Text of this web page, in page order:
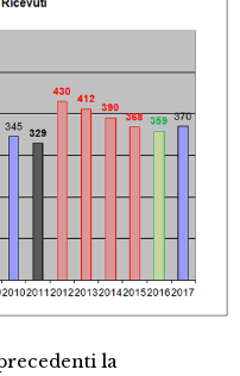
la